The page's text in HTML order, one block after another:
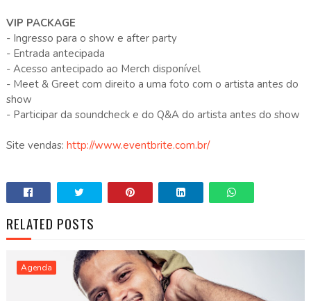
VIP PACKAGE
- Ingresso para o show e after party
- Entrada antecipada
- Acesso antecipado ao Merch disponível
- Meet & Greet com direito a uma foto com o artista antes do
show
- Participar da soundcheck e do Q&A do artista antes do show
Site vendas: http://www.eventbrite.com.br/
RELATED POSTS
Agenda